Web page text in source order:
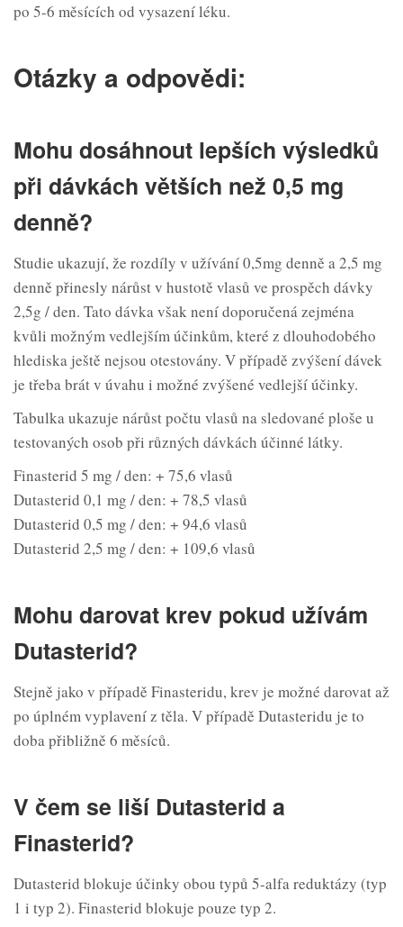
po 5-6 měsících od vysazení léku.
Otázky a odpovědi:
Mohu dosáhnout lepších výsledků
při dávkách větších než 0,5 mg
denně?
Studie ukazují, že rozdíly v užívání 0,5mg denně a 2,5 mg
denně přinesly nárůst v hustotě vlasů ve prospěch dávky
2,5g / den. Tato dávka však není doporučená zejména
kvůli možným vedlejším účinkům, které z dlouhodobého
hlediska ještě nejsou otestovány. V případě zvýšení dávek
je třeba brát v úvahu i možné zvýšené vedlejší účinky.
Tabulka ukazuje nárůst počtu vlasů na sledované ploše u
testovaných osob při různých dávkách účinné látky.
Finasterid 5 mg / den: + 75,6 vlasů
Dutasterid 0,1 mg / den: + 78,5 vlasů
Dutasterid 0,5 mg / den: + 94,6 vlasů
Dutasterid 2,5 mg / den: + 109,6 vlasů
Mohu darovat krev pokud užívám
Dutasterid?
Stejně jako v případě Finasteridu, krev je možné darovat až
po úplném vyplavení z těla. V případě Dutasteridu je to
doba přibližně 6 měsíců.
V čem se liší Dutasterid a
Finasterid?
Dutasterid blokuje účinky obou typů 5-alfa reduktázy (typ
1 i typ 2). Finasterid blokuje pouze typ 2.